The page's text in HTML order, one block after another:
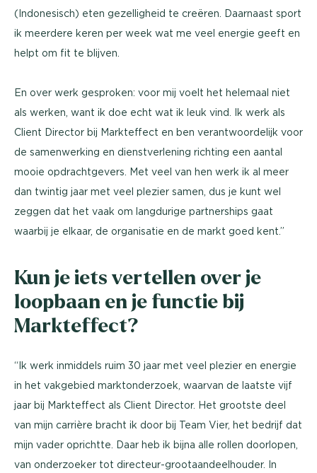
(Indonesisch) eten gezelligheid te creëren. Daarnaast sport
ik meerdere keren per week wat me veel energie geeft en
helpt om fit te blijven.
En over werk gesproken: voor mij voelt het helemaal niet
als werken, want ik doe echt wat ik leuk vind. Ik werk als
Client Director bij Markteffect en ben verantwoordelijk voor
de samenwerking en dienstverlening richting een aantal
mooie opdrachtgevers. Met veel van hen werk ik al meer
dan twintig jaar met veel plezier samen, dus je kunt wel
zeggen dat het vaak om langdurige partnerships gaat
waarbij je elkaar, de organisatie en de markt goed kent.”
Kun je iets vertellen over je
loopbaan en je functie bij
Markteffect?
“Ik werk inmiddels ruim 30 jaar met veel plezier en energie
in het vakgebied marktonderzoek, waarvan de laatste vijf
jaar bij Markteffect als Client Director. Het grootste deel
van mijn carrière bracht ik door bij Team Vier, het bedrijf dat
mijn vader oprichtte. Daar heb ik bijna alle rollen doorlopen,
van onderzoeker tot directeur-grootaandeelhouder. In